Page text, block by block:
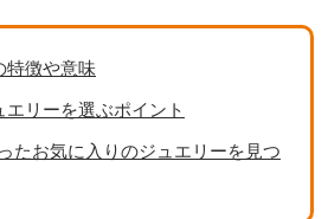
特徴や意味
リーを選ぶポイント
たお気に入りのジュエリーを見つ